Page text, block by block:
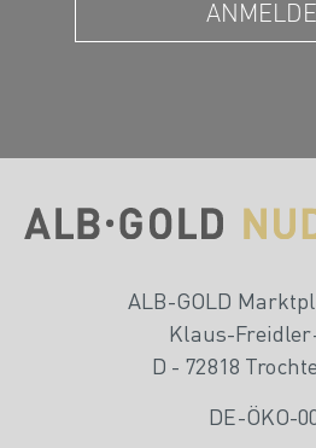
ALB-GOLD
Klaus-
D - 72818
DE-ÖKO-